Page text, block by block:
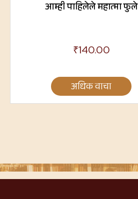
आम्ही पाहिलेले महात्मा फुले
₹140.00
अधिक वाचा